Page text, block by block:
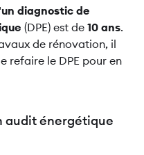
diagnostic de
(DPE) est de 10 ans.
de rénovation, il
refaire le DPE pour en
audit énergétique